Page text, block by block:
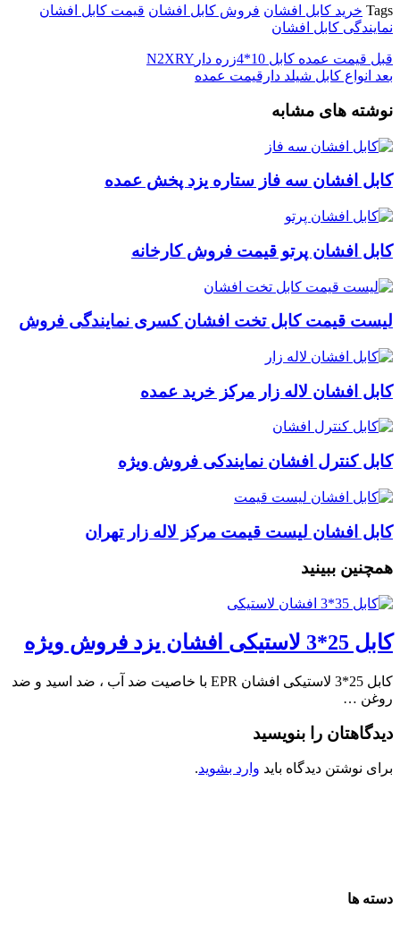
Tags خرید کابل افشان فروش کابل افشان قیمت کابل افشان
نمایندگی کابل افشان
قبل قیمت عمده کابل 10*4زره دارN2XRY
بعد انواع کابل شیلد دارقیمت عمده
نوشته های مشابه
کابل افشان سه فاز ستاره یزد پخش عمده
کابل افشان پرتو قیمت فروش کارخانه
لیست قیمت کابل تخت افشان کسری نمایندگی فروش
کابل افشان لاله زار مرکز خرید عمده
کابل کنترل افشان نمایندکی فروش ویژه
کابل افشان لیست قیمت مرکز لاله زار تهران
همچنین ببینید
کابل 25*3 لاستیکی افشان یزد فروش ویژه
کابل 25*3 لاستیکی افشان EPR با خاصیت ضد آب ، ضد اسید و ضد
روغن …
دیدگاهتان را بنویسید
برای نوشتن دیدگاه باید وارد بشوید.
دسته ها